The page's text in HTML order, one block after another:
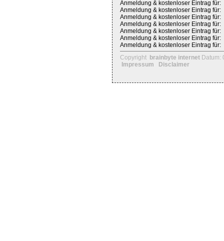
Anmeldung & kostenloser Eintrag für:
Anmeldung & kostenloser Eintrag für:
Anmeldung & kostenloser Eintrag für:
Anmeldung & kostenloser Eintrag für:
Anmeldung & kostenloser Eintrag für:
Anmeldung & kostenloser Eintrag für:
Anmeldung & kostenloser Eintrag für:
Copyright brainbyte internet Datum:
Impressum
Disclaimer